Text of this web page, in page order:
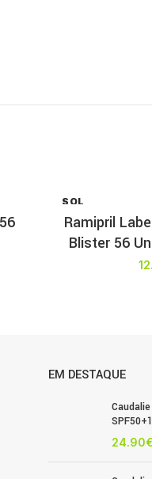
SOL
T
Ramipril
Blister 56
EM DESTAQUE
24.90€